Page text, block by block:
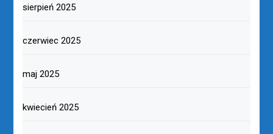
sierpień 2025
czerwiec 2025
maj 2025
kwiecień 2025